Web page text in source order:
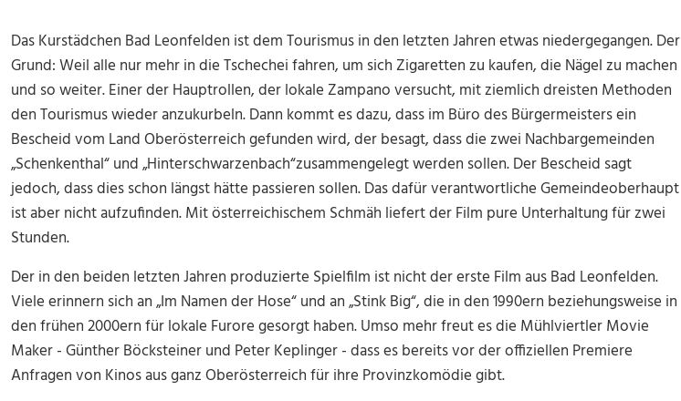
Das Kurstädchen Bad Leonfelden ist dem Tourismus in den letzten Jahren etwas niedergegangen. Der
Grund: Weil alle nur mehr in die Tschechei fahren, um sich Zigaretten zu kaufen, die Nägel zu machen
und so weiter. Einer der Hauptrollen, der lokale Zampano versucht, mit ziemlich dreisten Methoden
den Tourismus wieder anzukurbeln. Dann kommt es dazu, dass im Büro des Bürgermeisters ein
Bescheid vom Land Oberösterreich gefunden wird, der besagt, dass die zwei Nachbargemeinden
„Schenkenthal“ und „Hinterschwarzenbach“zusammengelegt werden sollen. Der Bescheid sagt
jedoch, dass dies schon längst hätte passieren sollen. Das dafür verantwortliche Gemeindeoberhaupt
ist aber nicht aufzufinden. Mit österreichischem Schmäh liefert der Film pure Unterhaltung für zwei
Stunden.
Der in den beiden letzten Jahren produzierte Spielfilm ist nicht der erste Film aus Bad Leonfelden.
Viele erinnern sich an „Im Namen der Hose“ und an „Stink Big“, die in den 1990ern beziehungsweise in
den frühen 2000ern für lokale Furore gesorgt haben. Umso mehr freut es die Mühlviertler Movie
Maker - Günther Böcksteiner und Peter Keplinger - dass es bereits vor der offiziellen Premiere
Anfragen von Kinos aus ganz Oberösterreich für ihre Provinzkomödie gibt.